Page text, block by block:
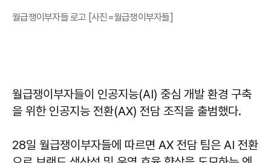
월급쟁이부자들 로고 [사진=월급쟁이부자들]
월급쟁이부자들이 인공지능(AI) 중심 개발 환경 구축
을 위한 인공지능 전환(AX) 전담 조직을 출범했다.
28일 월급쟁이부자들에 따르면 AX 전담 팀은 AI 전환